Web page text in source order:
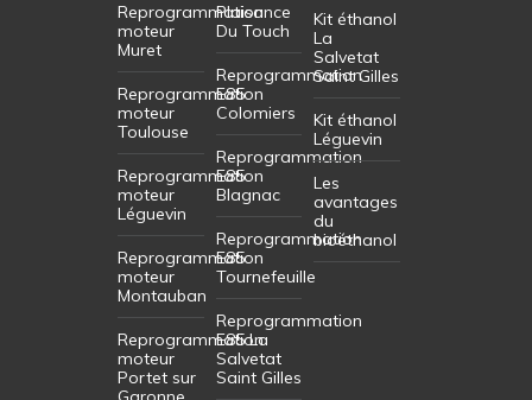
Reprogrammation
moteur
Muret
Reprogrammation
moteur
Toulouse
Reprogrammation
moteur
Léguevin
Reprogrammation
moteur
Montauban
Reprogrammation
moteur
Portet sur
Plaisance
Du Touch
Reprogrammation
E85
Colomiers
Reprogrammation
E85
Blagnac
Reprogrammation
E85
Tournefeuille
Reprogrammation
E85 La
Salvetat
Saint Gilles
Kit éthanol
La
Salvetat
Saint Gilles
Kit éthanol
Léguevin
Les
avantages
du
bioéthanol